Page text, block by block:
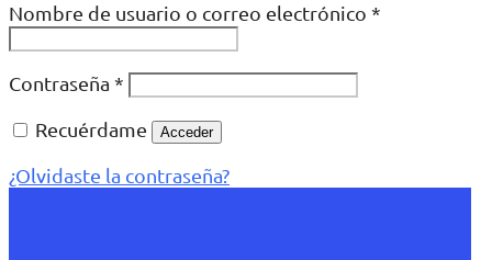
Nombre de usuario o correo electrónico *
Contraseña *
Recuérdame
Acceder
¿Olvidaste la contraseña?